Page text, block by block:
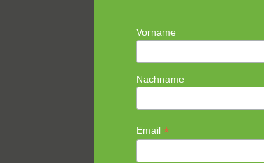
Vorname
Nachname
Email *